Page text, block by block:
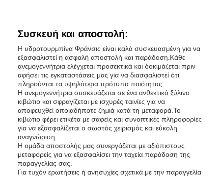
Συσκευή και αποστολή:
Η υδροτουρμπίνα Φράνσις είναι καλά συσκευασμένη για να
εξασφαλιστεί η ασφαλή αποστολή και παράδοση.Κάθε
ανεμογεννήτρια ελέγχεται προσεκτικά και δοκιμάζεται πριν
αφήσει τις εγκαταστάσεις μας για να διασφαλιστεί ότι
πληρούνται τα υψηλότερα πρότυπα ποιότητας.
Η ανεμογεννήτρια συσκευάζεται σε ένα ανθεκτικό ξύλινο
κιβώτιο και σφραγίζεται με ισχυρές ταινίες για να
αποφευχθεί οποιαδήποτε ζημιά κατά τη μεταφορά.Το
κιβώτιο φέρει ετικέτα με σαφείς και συνοπτικές πληροφορίες
για να εξασφαλίζεται ο σωστός χειρισμός και εύκολη
αναγνώριση.
Η ομάδα αποστολής μας συνεργάζεται με αξιόπιστους
μεταφορείς για να εξασφαλίσει την ταχεία παράδοση της
παραγγελίας σας.
Για τυχόν ερωτήσεις ή ανησυχίες σχετικά με την παραγγελία